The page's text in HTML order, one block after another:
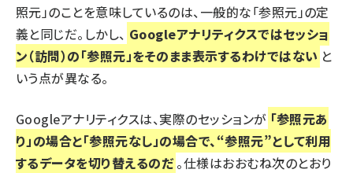
照元」のことを意味しているのは、一般的な「参照元」の定
義と同じだ。しかし、 Googleアナリティクスではセッショ
ン（訪問）の「参照元」をそのまま表示するわけではない と
いう点が異なる。
Googleアナリティクスは、実際のセッションが 「参照元あ
り」の場合と「参照元なし」の場合で、“参照元”として利用
するデータを切り替えるのだ。仕様はおおむね次のとおり